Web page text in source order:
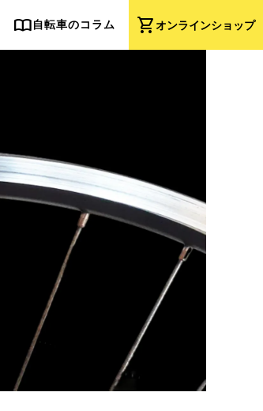
shopping_cartオンラインショップ
import_contacts自転車のコラム